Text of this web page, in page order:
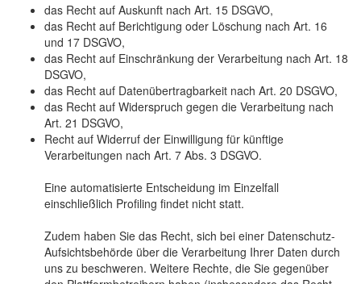
das Recht auf Auskunft nach Art. 15 DSGVO,
das Recht auf Berichtigung oder Löschung nach Art. 16
und 17 DSGVO,
das Recht auf Einschränkung der Verarbeitung nach Art. 18
DSGVO,
das Recht auf Datenübertragbarkeit nach Art. 20 DSGVO,
das Recht auf Widerspruch gegen die Verarbeitung nach
Art. 21 DSGVO,
Recht auf Widerruf der Einwilligung für künftige
Verarbeitungen nach Art. 7 Abs. 3 DSGVO.
Eine automatisierte Entscheidung im Einzelfall
einschließlich Profiling findet nicht statt.
Zudem haben Sie das Recht, sich bei einer Datenschutz-
Aufsichtsbehörde über die Verarbeitung Ihrer Daten durch
uns zu beschweren. Weitere Rechte, die Sie gegenüber